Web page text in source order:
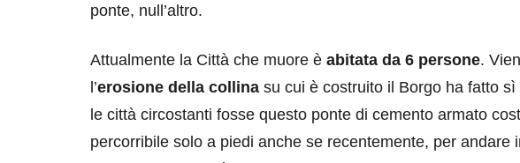
ponte, null’altro.
Attualmente la Città che muore è abitata da 6 persone.
l’erosione della collina su cui è costruito il Borgo ha fatto
le città circostanti fosse questo ponte di cemento armato
percorribile solo a piedi anche se recentemente, per andare